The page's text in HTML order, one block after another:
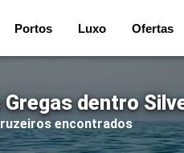
Portos Luxo Ofertas
dentro
encontrados